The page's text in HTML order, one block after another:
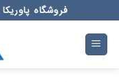
to
content
فروشگاه